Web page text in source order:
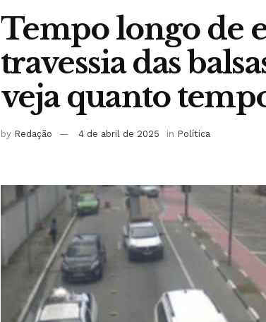
Tempo longo de
travessia das
veja quanto
by Redação 4 de abril de 2025 in Política